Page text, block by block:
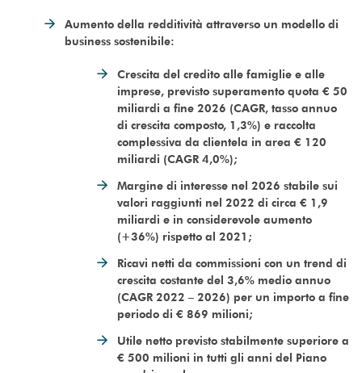
Aumento della redditività attraverso un modello di
business sostenibile:
Crescita del credito alle famiglie e alle
imprese, previsto superamento quota € 50
miliardi a fine 2026 (CAGR, tasso annuo
di crescita composto, 1,3%) e raccolta
complessiva da clientela in area € 120
miliardi (CAGR 4,0%);
Margine di interesse nel 2026 stabile sui
valori raggiunti nel 2022 di circa € 1,9
miliardi e in considerevole aumento
(+36%) rispetto al 2021;
Ricavi netti da commissioni con un trend di
crescita costante del 3,6% medio annuo
(CAGR 2022 – 2026) per un importo a fine
periodo di € 869 milioni;
Utile netto previsto stabilmente superiore a
€ 500 milioni in tutti gli anni del Piano